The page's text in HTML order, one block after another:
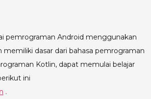
pemrograman Android menggunakan
dasar dari bahasa pemrograman
Kotlin, dapat memulai belajar
ini
.